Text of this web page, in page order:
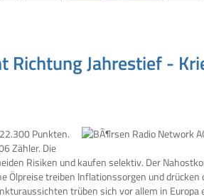
Jahrestief -
Punkten.
Zähler. Die
Risiken und kaufen selektiv. Der
Ölpreise treiben Inflationssorgen und drücken
trüben sich vor allem in Europa